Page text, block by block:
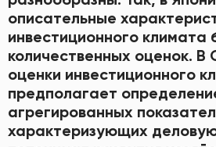
описательные
инвестиционного климата
количественных оценок.
оценки инвестиционного
предполагает
агрегированных
характеризующих